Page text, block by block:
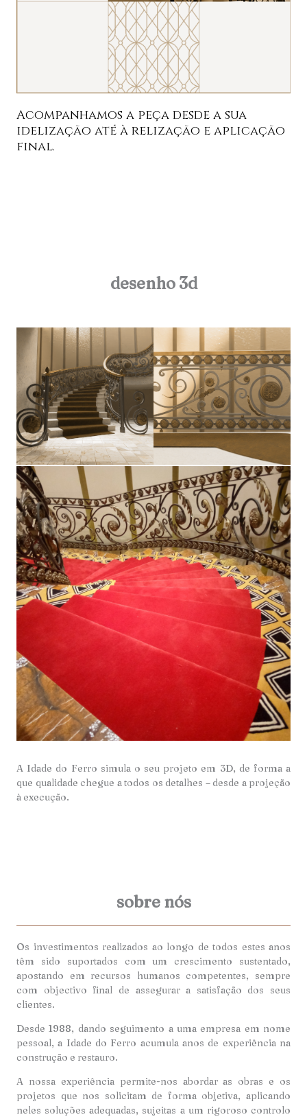
Acompanhamos a peça desde a sua
idelização até à relização e aplicação
final.
A Idade do Ferro simula o seu projeto em 3D, de forma a
que qualidade chegue a todos os detalhes – desde a projeção
à execução.
desenho 3d
sobre nós
Os investimentos realizados ao longo de todos estes anos
têm sido suportados com um crescimento sustentado,
apostando em recursos humanos competentes, sempre
com objectivo final de assegurar a satisfação dos seus
clientes.
Desde 1988, dando seguimento a uma empresa em nome
pessoal, a Idade do Ferro acumula anos de experiência na
construção e restauro.
A nossa experiência permite-nos abordar as obras e os
projetos que nos solicitam de forma objetiva, aplicando
neles soluções adequadas, sujeitas a um rigoroso controlo